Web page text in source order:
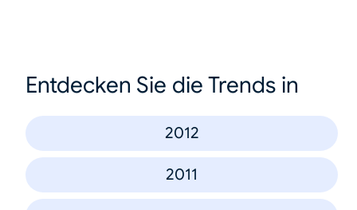
Entdecken Sie die Trends in
2012
2011